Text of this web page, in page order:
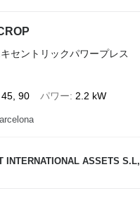
セントリックパワープレス
45, 90 パワー 2.2 kW
INTERNATIONAL ASSETS S.L,